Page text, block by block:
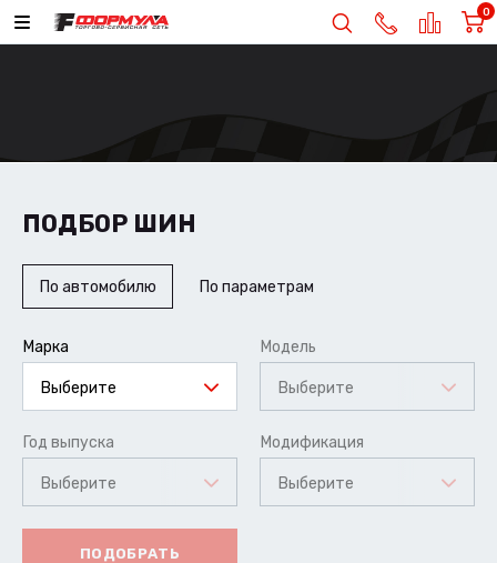
0
ПОДБОР ШИН
По автомобилю По параметрам
Марка
Выберите
Модель
Выберите
Год выпуска
Выберите
Модификация
Выберите
ПОДОБРАТЬ